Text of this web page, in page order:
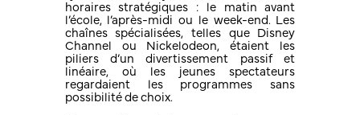
horaires stratégiques : le matin avant
l’école, l’après-midi ou le week-end. Les
chaînes spécialisées, telles que Disney
Channel ou Nickelodeon, étaient les
piliers d’un divertissement passif et
linéaire, où les jeunes spectateurs
regardaient les programmes sans
possibilité de choix.